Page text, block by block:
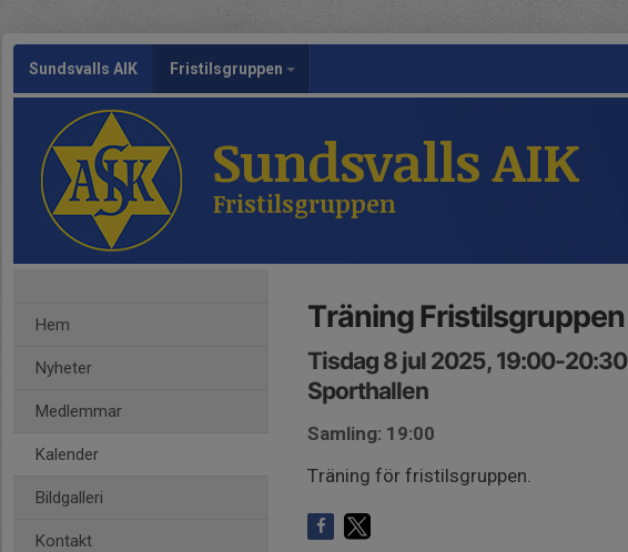
Sundsvalls AIK Fristilsgruppen
Sundsvalls AIK
Fristilsgruppen
Hem
Nyheter
Medlemmar
Kalender
Bildgalleri
Kontakt
Träning Fristilsgruppen
Tisdag 8 jul 2025, 19:00-20:30
Sporthallen
Samling: 19:00
Träning för fristilsgruppen.